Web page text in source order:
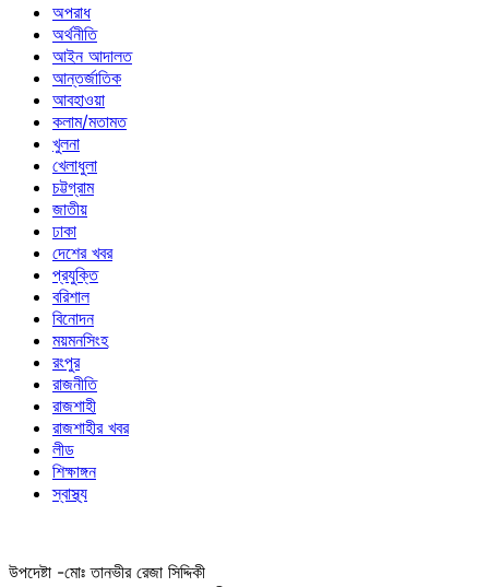
অপরাধ
অর্থনীতি
আইন আদালত
আন্তর্জাতিক
আবহাওয়া
কলাম/মতামত
খুলনা
খেলাধুলা
চট্টগ্রাম
জাতীয়
ঢাকা
দেশের খবর
প্রযুক্তি
বরিশাল
বিনোদন
ময়মনসিংহ
রংপুর
রাজনীতি
রাজশাহী
রাজশাহীর খবর
লীড
শিক্ষাঙ্গন
স্বাস্থ্য
উপদেষ্টা -মোঃ তানভীর রেজা সিদ্দিকী